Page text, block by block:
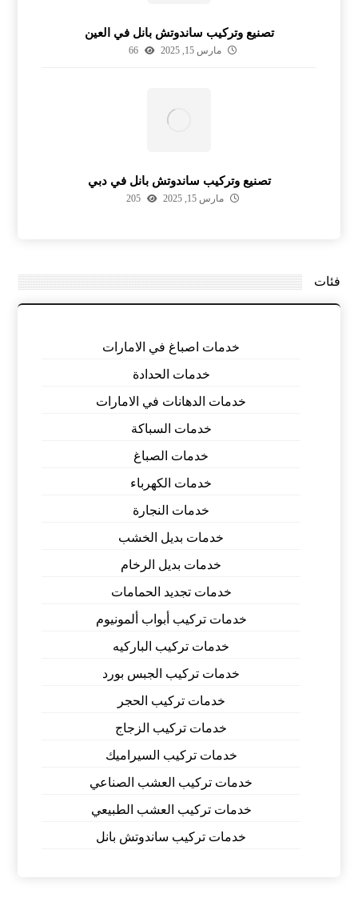
تصنيع وتركيب ساندوتش بانل في العين
مارس 15, 2025 66
تصنيع وتركيب ساندوتش بانل في دبي
مارس 15, 2025 205
فئات
خدمات اصباغ في الامارات
خدمات الحدادة
خدمات الدهانات في الامارات
خدمات السباكة
خدمات الصباغ
خدمات الكهرباء
خدمات النجارة
خدمات بديل الخشب
خدمات بديل الرخام
خدمات تجديد الحمامات
خدمات تركيب أبواب ألمونيوم
خدمات تركيب الباركيه
خدمات تركيب الجبس بورد
خدمات تركيب الحجر
خدمات تركيب الزجاج
خدمات تركيب السيراميك
خدمات تركيب العشب الصناعي
خدمات تركيب العشب الطبيعي
خدمات تركيب ساندوتش بانل